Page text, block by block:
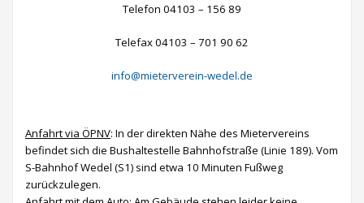
Telefon 04103 – 156 89
Telefax 04103 – 701 90 62
info@mieterverein-wedel.de
Anfahrt via ÖPNV: In der direkten Nähe des Mietervereins
befindet sich die Bushaltestelle Bahnhofstraße (Linie 189). Vom
S-Bahnhof Wedel (S1) sind etwa 10 Minuten Fußweg
zurückzulegen.